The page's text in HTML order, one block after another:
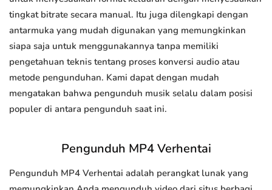
tingkat bitrate secara manual. Itu juga dilengkapi dengan
antarmuka yang mudah digunakan yang memungkinkan
siapa saja untuk menggunakannya tanpa memiliki
pengetahuan teknis tentang proses konversi audio atau
metode pengunduhan. Kami dapat dengan mudah
mengatakan bahwa pengunduh musik selalu dalam posisi
populer di antara pengunduh saat ini.
Pengunduh MP4 Verhentai
Pengunduh MP4 Verhentai adalah perangkat lunak yang